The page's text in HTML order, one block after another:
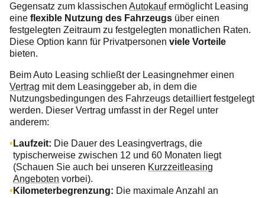
Gegensatz zum klassischen Autokaufermöglicht Leasing
eine flexible Nutzung des Fahrzeugs über einen
festgelegten Zeitraum zu festgelegten monatlichen Raten.
Diese Option kann für Privatpersonen viele Vorteile
bieten.
Beim Auto Leasing schließt der Leasingnehmer einen
Vertrag mit dem Leasinggeber ab, in dem die
Nutzungsbedingungen des Fahrzeugs detailliert festgelegt
werden. Dieser Vertrag umfasst in der Regel unter
anderem:
Laufzeit: Die Dauer des Leasingvertrags, die
typischerweise zwischen 12 und 60 Monaten liegt
(Schauen Sie auch bei unseren Kurzzeitleasing
Angeboten vorbei).
Kilometerbegrenzung: Die maximale Anzahl an